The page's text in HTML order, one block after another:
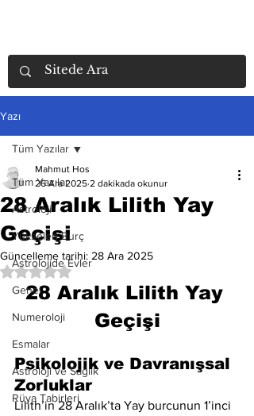
Yazı
Tüm Yazılar
Astroloji
Yükselen Burç
Astrolojide Evler
Genel
Numeroloji
Esmalar
Astroloji ve Sağlık
Rüya Tabirleri
Tüm Yazılar
28 Aralık Lilith Yay
Geçişi
Mahmut Hos
26 Ara 2025 2 dakikada okunur
Güncelleme tarihi: 28 Ara 2025
5 üzerinden NaN yıldız
28 Aralık Lilith Yay
Geçişi
Psikolojik ve Davranışsal
Zorluklar
Lilith’in 28 Aralık’ta Yay burcunun 1’inci